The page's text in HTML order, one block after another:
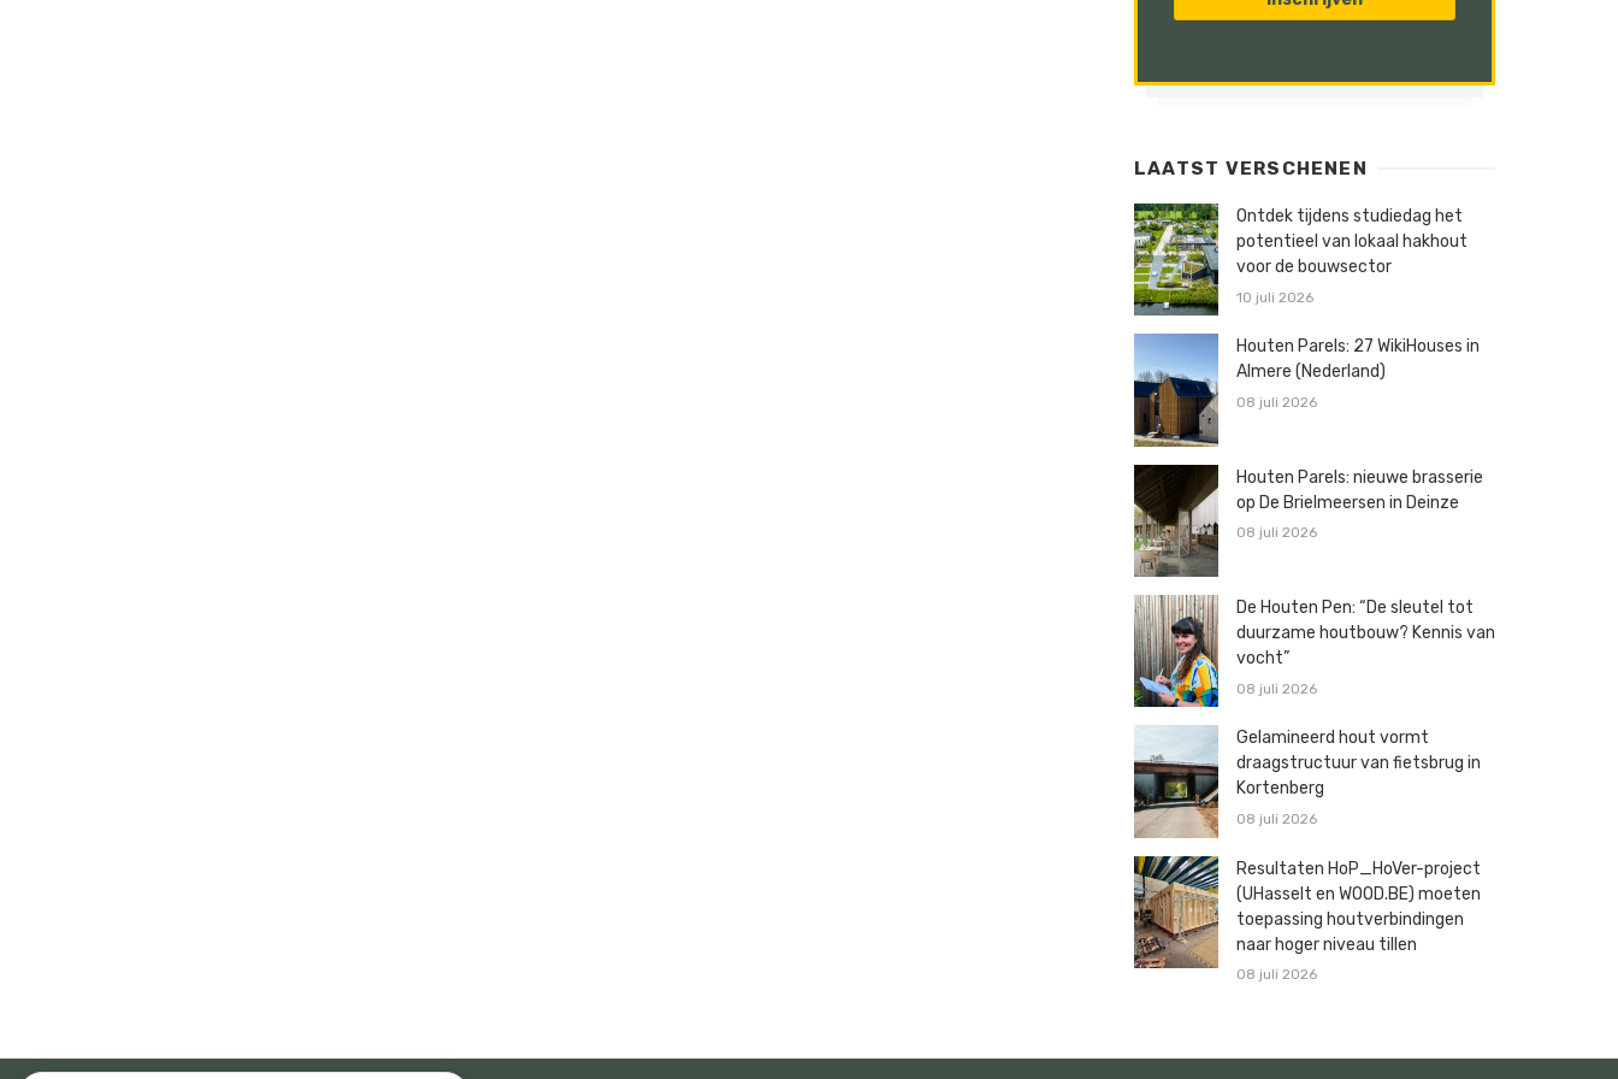
LAATST VERSCHENEN
Ontdek tijdens studiedag het
potentieel van lokaal hakhout
voor de bouwsector
10 juli 2026
Houten Parels: 27 WikiHouses in
Almere (Nederland)
08 juli 2026
Houten Parels: nieuwe brasserie
op De Brielmeersen in Deinze
08 juli 2026
De Houten Pen: “De sleutel tot
duurzame houtbouw? Kennis van
vocht”
08 juli 2026
Gelamineerd hout vormt
draagstructuur van fietsbrug in
Kortenberg
08 juli 2026
Resultaten HoP_HoVer-project
(UHasselt en WOOD.BE) moeten
toepassing houtverbindingen
naar hoger niveau tillen
08 juli 2026